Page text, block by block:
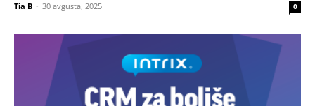
Tia B - 30 avgusta, 2025 0